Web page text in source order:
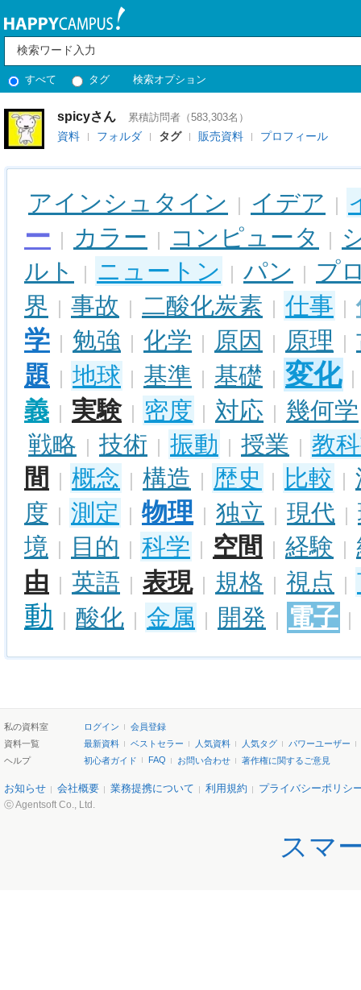
すべて タグ 検索オプション
spicyさん 累積訪問者（583,303名）
資料 フォルダ タグ 販売資料 プロフィール
アインシュタイン | イデア |
ー | カラー | コンピュータ |
ルト
| ニュートン | パン | プ
界 | 事故 | 二酸化炭素 | 仕事 |
学 | 勉強 | 化学 | 原因 | 原理 |
題 | 地球 | 基準 | 基礎 | 変化 |
義 | 実験 | 密度 | 対応 | 幾何学
戦略 | 技術 | 振動 | 授業 | 教
間 | 概念 | 構造 | 歴史 | 比較 |
度 | 測定 | 物理 | 独立 | 現代 |
境 | 目的 | 科学 | 空間 | 経験 |
由 | 英語 | 表現 | 規格 | 視点 |
動 | 酸化 | 金属 | 開発 | 電子 |
私の資料室 ログイン
会員登録
資料一覧
最新資料 ベストセラー 人気資料 人気タグ
パワーユーザー
ヘルプ
初心者ガイド FAQ お問い合わせ 著作権に関するご意見
お知らせ 会社概要 業務提携について 利用規約 プライバシーポリシ
ⓒ Agentsoft Co., Ltd.
スマ